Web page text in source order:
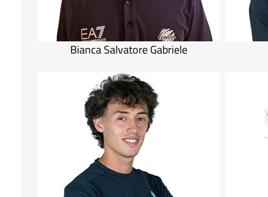
Bianca Salvatore Gabriele